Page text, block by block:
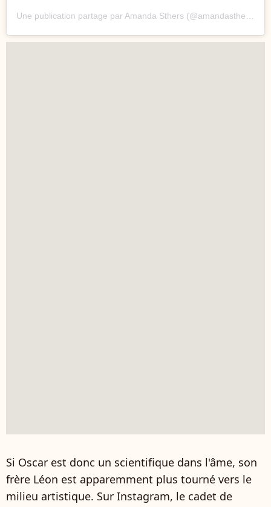
Si Oscar est donc un scientifique dans l'âme, son
frère Léon est apparemment plus tourné vers le
milieu artistique. Sur Instagram, le cadet de